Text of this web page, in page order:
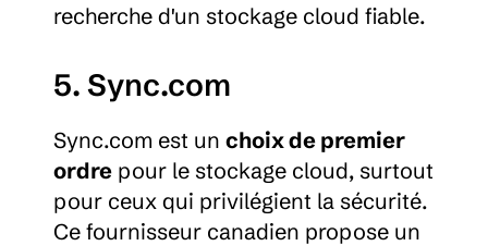
recherche d'un stockage cloud fiable.
5. Sync.com
Sync.com est un choix de premier
ordre pour le stockage cloud, surtout
pour ceux qui privilégient la sécurité.
Ce fournisseur canadien propose un